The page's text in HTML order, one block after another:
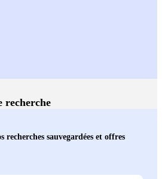
recherche
recherches sauvegardées et offres